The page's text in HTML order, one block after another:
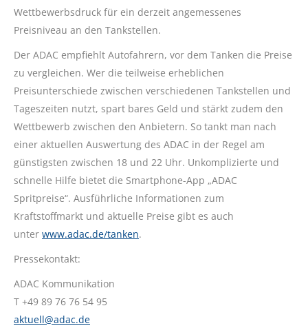
Wettbewerbsdruck für ein derzeit angemessenes
Preisniveau an den Tankstellen.
Der ADAC empfiehlt Autofahrern, vor dem Tanken die Preise
zu vergleichen. Wer die teilweise erheblichen
Preisunterschiede zwischen verschiedenen Tankstellen und
Tageszeiten nutzt, spart bares Geld und stärkt zudem den
Wettbewerb zwischen den Anbietern. So tankt man nach
einer aktuellen Auswertung des ADAC in der Regel am
günstigsten zwischen 18 und 22 Uhr. Unkomplizierte und
schnelle Hilfe bietet die Smartphone-App „ADAC
Spritpreise“. Ausführliche Informationen zum
Kraftstoffmarkt und aktuelle Preise gibt es auch
unter www.adac.de/tanken.
Pressekontakt:
ADAC Kommunikation
T +49 89 76 76 54 95
aktuell@adac.de